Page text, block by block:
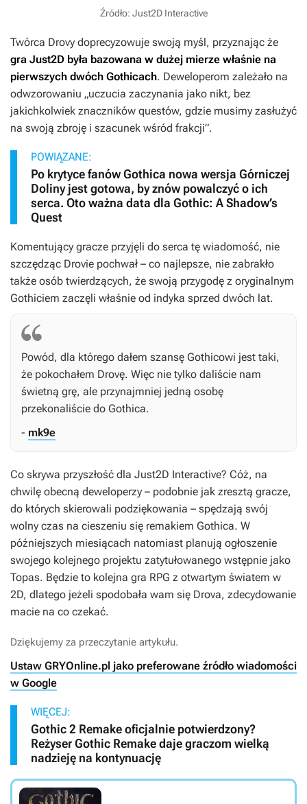
Źródło: Just2D Interactive
Twórca Drovy doprecyzowuje swoją myśl, przyznając że
gra Just2D była bazowana w dużej mierze właśnie na
pierwszych dwóch Gothicach. Deweloperom zależało na
odwzorowaniu „uczucia zaczynania jako nikt, bez
jakichkolwiek znaczników questów, gdzie musimy zasłużyć
na swoją zbroję i szacunek wśród frakcji”.
POWIĄZANE:
Po krytyce fanów Gothica nowa wersja Górniczej
Doliny jest gotowa, by znów powalczyć o ich
serca. Oto ważna data dla Gothic: A Shadow’s
Quest
Komentujący gracze przyjęli do serca tę wiadomość, nie
szczędząc Drovie pochwał – co najlepsze, nie zabrakło
także osób twierdzących, że swoją przygodę z oryginalnym
Gothiciem zaczęli właśnie od indyka sprzed dwóch lat.
Powód, dla którego dałem szansę Gothicowi jest taki,
że pokochałem Drovę. Więc nie tylko daliście nam
świetną grę, ale przynajmniej jedną osobę
przekonaliście do Gothica.
- mk9e
Co skrywa przyszłość dla Just2D Interactive? Cóż, na
chwilę obecną deweloperzy – podobnie jak zresztą gracze,
do których skierowali podziękowania – spędzają swój
wolny czas na cieszeniu się remakiem Gothica. W
późniejszych miesiącach natomiast planują ogłoszenie
swojego kolejnego projektu zatytułowanego wstępnie jako
Topas. Będzie to kolejna gra RPG z otwartym światem w
2D, dlatego jeżeli spodobała wam się Drova, zdecydowanie
macie na co czekać.
Dziękujemy za przeczytanie artykułu.
Ustaw GRYOnline.pl jako preferowane źródło wiadomości
w Google
WIĘCEJ:
Gothic 2 Remake oficjalnie potwierdzony?
Reżyser Gothic Remake daje graczom wielką
nadzieję na kontynuację